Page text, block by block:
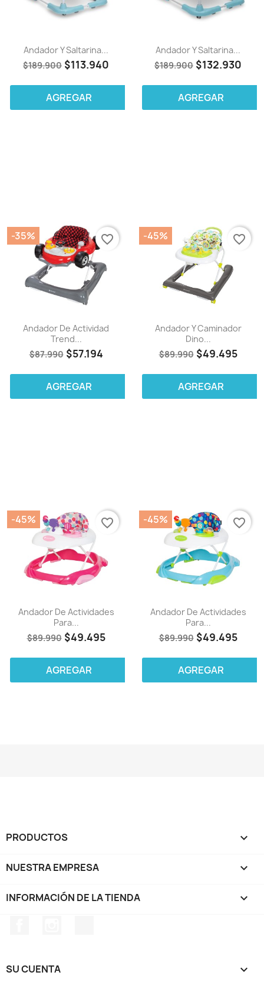
Andador Y Saltarina...
$189.900 $113.940
AGREGAR
Andador Y Saltarina...
$189.900 $132.930
AGREGAR
Andador De Actividad
Trend...
$87.990 $57.194
-35%
AGREGAR
favorite_border
Andador Y Caminador
Dino...
$89.990 $49.495
-45%
AGREGAR
favorite_border
Andador De Actividades
Para...
$89.990 $49.495
-45%
AGREGAR
favorite_border
Andador De Actividades
Para...
$89.990 $49.495
-45%
AGREGAR
favorite_border
PRODUCTOS 
NUESTRA EMPRESA 
INFORMACIÓN DE LA TIENDA keyboard_arrow_down
SU CUENTA 